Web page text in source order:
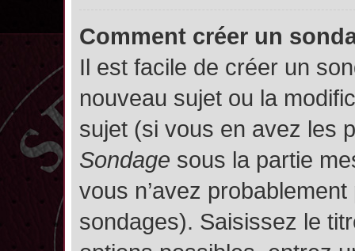
Comment créer un
Il est facile de créer un
nouveau sujet ou la
sujet (si vous en avez les
Sondage sous la partie
vous n’avez
sondages). Saisissez le